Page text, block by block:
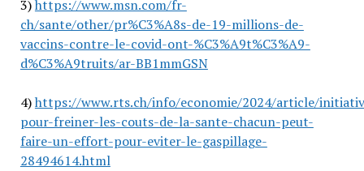
3)https://www.msn.com/fr-
ch/sante/other/pr%C3%A8s-de-19-millions-de-
vaccins-contre-le-covid-ont-%C3%A9t%C3%A9-
d%C3%A9truits/ar-BB1mmGSN
4)https://www.rts.ch/info/economie/2024/article/
pour-freiner-les-couts-de-la-sante-chacun-peut-
faire-un-effort-pour-eviter-le-gaspillage-
28494614.html